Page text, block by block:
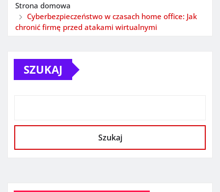
Strona domowa
Cyberbezpieczeństwo w czasach home office: Jak
chronić firmę przed atakami wirtualnymi
SZUKAJ
Szukaj